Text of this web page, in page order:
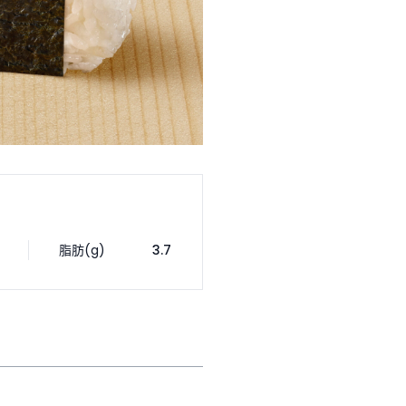
脂肪(g) 3.7